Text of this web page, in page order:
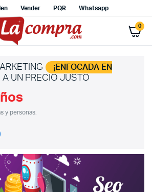
Vender PQR Whatsapp
0
¡ENFOCADA EN
A UN PRECIO JUSTO
y personas.